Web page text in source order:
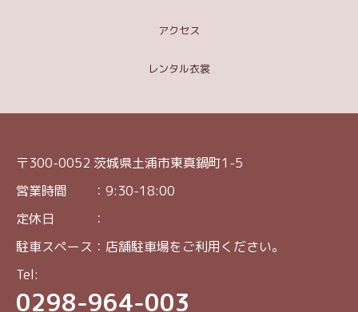
アクセス
レンタル衣裳
〒300-0052 茨城県土浦市東真鍋町1-5
営業時間 ：9:30-18:00
定休日 ：
駐車スペース：店舗駐車場をご利用ください。
Tel:
0298-964-003